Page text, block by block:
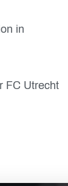
in
FC Utrecht